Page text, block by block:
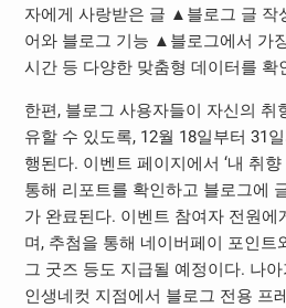
자에게 사랑받은 글 ▲블로그 글
어와 블로그 기능 ▲블로그에서 가
시간 등 다양한 맞춤형 데이터를 확
한편, 블로그 사용자들이 자신의 취
유할 수 있도록, 12월 18일부터 31
행된다. 이벤트 페이지에서 ‘내 취
통해 리포트를 확인하고 블로그에
가 완료된다. 이벤트 참여자 전원에
며, 추첨을 통해 네이버페이 포인트
그 굿즈 등도 지급될 예정이다. 나
인생네컷 지점에서 블로그 전용 프